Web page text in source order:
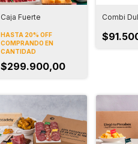
Caja Fuerte
HASTA 20% OFF
COMPRANDO EN
CANTIDAD
$299.900,00
Combi